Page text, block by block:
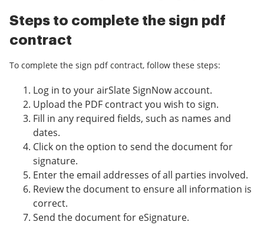
Steps to complete the sign pdf
contract
To complete the sign pdf contract, follow these steps:
Log in to your airSlate SignNow account.
Upload the PDF contract you wish to sign.
Fill in any required fields, such as names and
dates.
Click on the option to send the document for
signature.
Enter the email addresses of all parties involved.
Review the document to ensure all information is
correct.
Send the document for eSignature.